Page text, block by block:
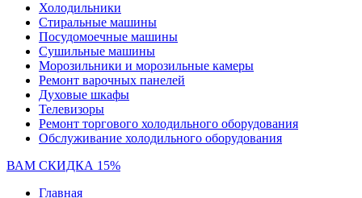
Холодильники
Стиральные машины
Посудомоечные машины
Сушильные машины
Морозильники и морозильные камеры
Ремонт варочных панелей
Духовые шкафы
Телевизоры
Ремонт торгового холодильного оборудования
Обслуживание холодильного оборудования
ВАМ СКИДКА 15%
Главная